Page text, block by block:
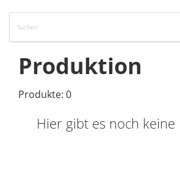
Produktion
Produkte: 0
Hier gibt es noch keine